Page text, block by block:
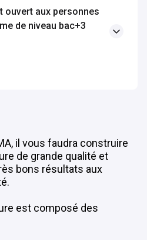
ouvert aux personnes
de niveau bac+3
il vous faudra construire
de grande qualité et
bons résultats aux
est composé des